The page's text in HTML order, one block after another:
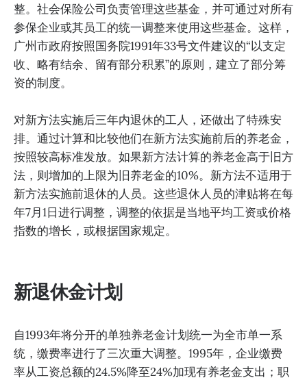
整。社会保险公司负责管理这些基金，并可通过对所有
参保企业或其员工的统一调整来使用这些基金。这样，
广州市政府按照国务院1991年33号文件建议的“以支定
收、略有结余、留有部分积累”的原则，建立了部分筹
资的制度。
对新方法实施后三年内退休的工人，还做出了特殊安
排。通过计算和比较他们在新方法实施前后的养老金，
按照较高标准发放。如果新方法计算的养老金高于旧方
法，则增加的上限为旧养老金的10%。新方法不适用于
新方法实施前退休的人员。这些退休人员的津贴将在每
年7月1日进行调整，调整的依据是当地平均工资或价格
指数的增长，或根据国家规定。
新退休金计划
自1993年将分开的单独养老金计划统一为全市单一系
统，缴费率进行了三次重大调整。1995年，企业缴费
率从工资总额的24.5%降至24%加现有养老金支出；职